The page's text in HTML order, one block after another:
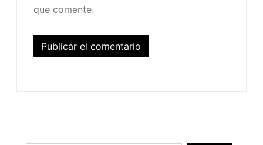
que comente.